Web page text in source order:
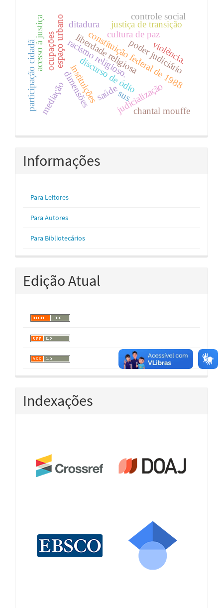
constituição federal de 1988
racismo religioso.
cultura de paz
instituições
ditadura
poder judiciário
dimensões
justiça de transição
discurso de ódio
mediação
liberdade religiosa
espaço urbano
judicialização
saúde
chantal mouffe
ocupações
sus
acesso à justiça controle social
participação cidadã violência.
Informações
Para Leitores
Para Autores
Para Bibliotecários
Edição Atual
Indexações